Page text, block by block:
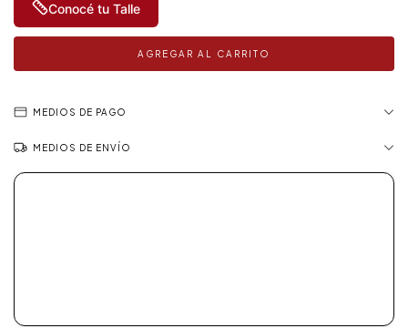
Conocé tu Talle
MEDIOS DE PAGO
MEDIOS DE ENVÍO